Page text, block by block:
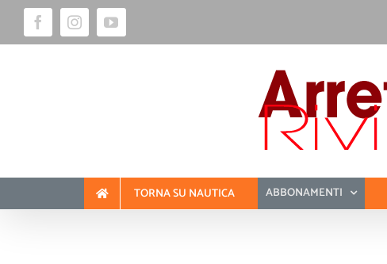
Salta
FacebookInstagramYouTube
TORNA SU NAUTICA ABBONAMENTI